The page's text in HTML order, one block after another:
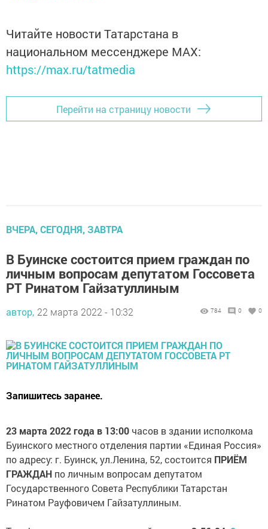
Читайте новости Татарстана в
национальном мессенджере MАХ:
https://max.ru/tatmedia
Перейти на страницу новости
ВЧЕРА, СЕГОДНЯ, ЗАВТРА
В Буинске состоится прием граждан по
личным вопросам депутатом Госсовета
РТ Ринатом Гайзатуллиным
автор, 22 марта 2022 - 10:32 784 0 0
Запишитесь заранее.
23 марта 2022 года в 13:00 часов в здании исполкома
Буинского местного отделения партии «Единая Россия»
по адресу: г. Буинск, ул.Ленина, 52, состоится ПРИЁМ
ГРАЖДАН по личным вопросам депутатом
Государственного Совета Республики Татарстан
Ринатом Рауфовичем Гайзатуллиным.